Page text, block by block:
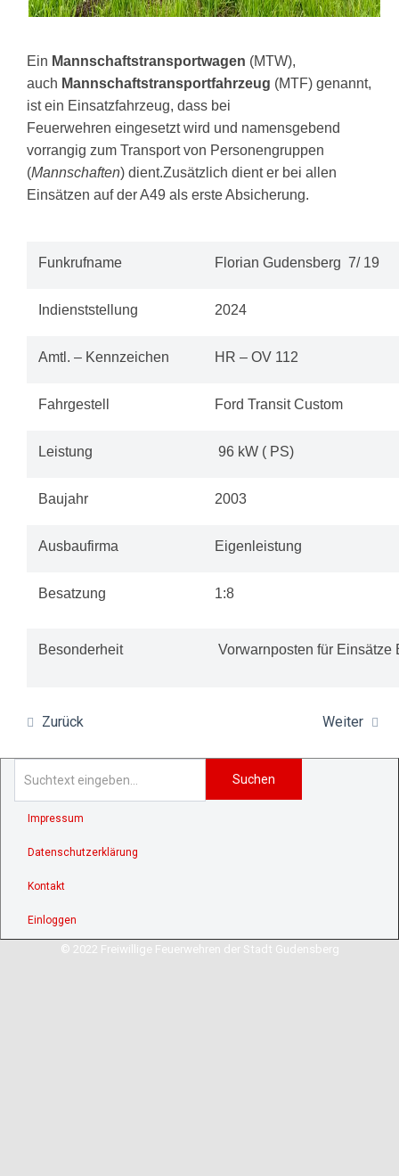
Ein Mannschaftstransportwagen (MTW),
auch Mannschaftstransportfahrzeug (MTF) genannt,
ist ein Einsatzfahrzeug, dass bei
Feuerwehren eingesetzt wird und namensgebend
vorrangig zum Transport von Personengruppen
(Mannschaften) dient.Zusätzlich dient er bei allen
Einsätzen auf der A49 als erste Absicherung.
Funkrufname Florian Gudensberg 7/ 19
Indienststellung 2024
Amtl. – Kennzeichen HR – OV 112
Fahrgestell Ford Transit Custom
Leistung 96 kW ( PS)
Baujahr 2003
Ausbaufirma Eigenleistung
Besatzung 1:8
Besonderheit Vorwarnposten für Einsätze
Zurück Weiter
Suchen
Impressum
Datenschutzerklärung
Kontakt
Einloggen
© 2022 Freiwillige Feuerwehren der Stadt Gudensberg